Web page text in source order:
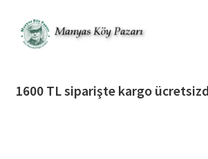
Dolaşıma
geç
İçeriğe
geç
1600 TL siparişte kargo